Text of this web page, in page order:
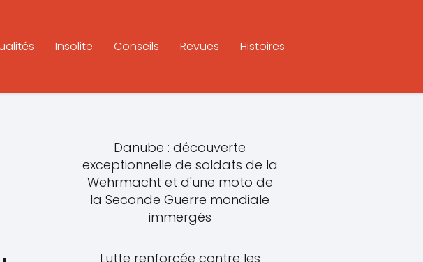
Insolite Conseils Revues Histoires
Danube : découverte
exceptionnelle de soldats de la
Wehrmacht et d'une moto de
la Seconde Guerre mondiale
immergés
Lutte renforcée contre les